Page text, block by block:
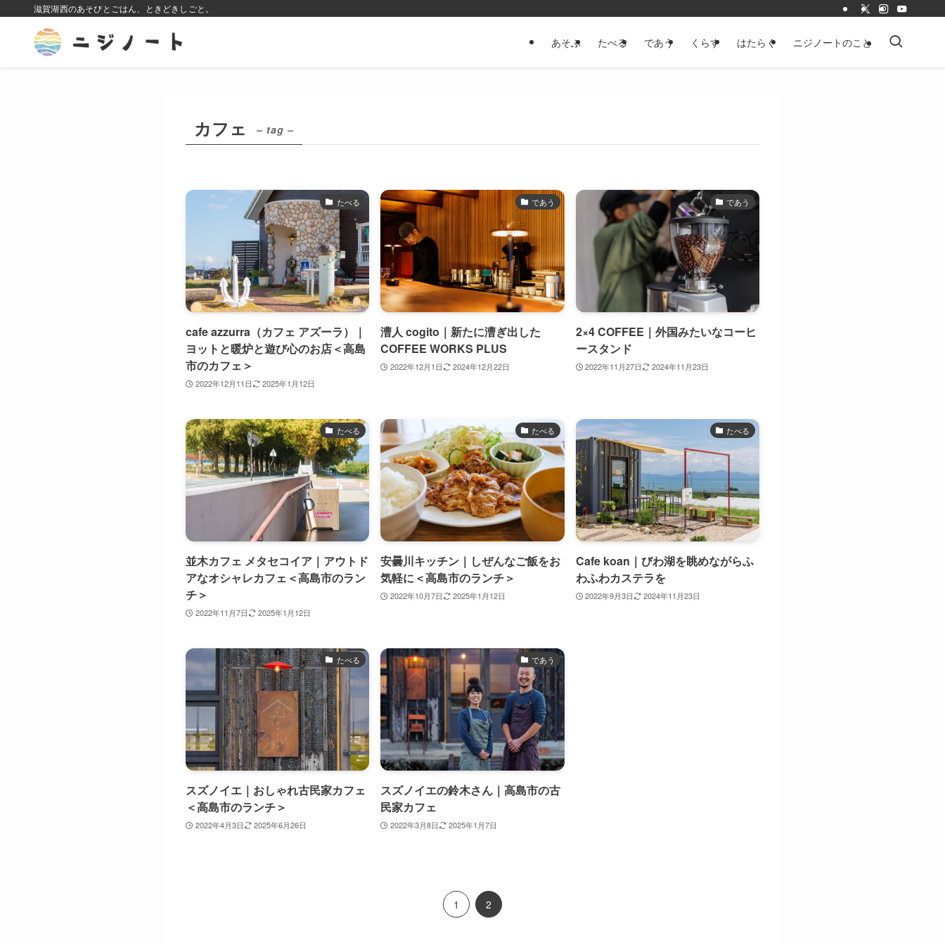
滋賀湖西のあそびとごはん、ときどきしごと。
あそぶ たべる であう くらす はたらく ニジノートのこと
カフェ – tag –
たべる
cafe azzurra（カフェ アズーラ）｜
ヨットと暖炉と遊び心のお店＜高島
市のカフェ＞
2022年12月11日 2025年1月12日
であう
漕人 cogito｜新たに漕ぎ出した
COFFEE WORKS PLUS
2022年12月1日 2024年12月22日
であう
2×4 COFFEE｜外国みたいなコーヒ
ースタンド
2022年11月27日 2024年11月23日
たべる
並木カフェ メタセコイア｜アウトド
アなオシャレカフェ＜高島市のラン
チ＞
2022年11月7日 2025年1月12日
たべる
安曇川キッチン｜しぜんなご飯をお
気軽に＜高島市のランチ＞
2022年10月7日 2025年1月12日
たべる
Cafe koan｜びわ湖を眺めながらふ
わふわカステラを
2022年9月3日 2024年11月23日
たべる
スズノイエ｜おしゃれ古民家カフェ
＜高島市のランチ＞
2022年4月3日 2025年6月26日
であう
スズノイエの鈴木さん｜高島市の古
民家カフェ
2022年3月8日 2025年1月7日
1 2